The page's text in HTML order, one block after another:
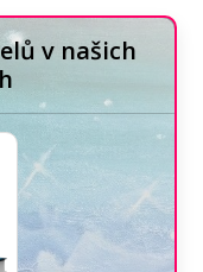
v našich